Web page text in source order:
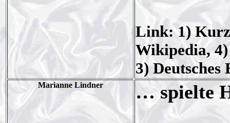
Link: 1)
Wikipedia,
3) Deutsches
Marianne Lindner … spielte